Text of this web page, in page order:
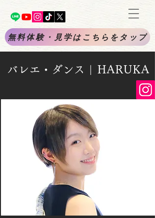
無料体験・見学はこちらをタップ
バレエ・ダンス | HARUKA